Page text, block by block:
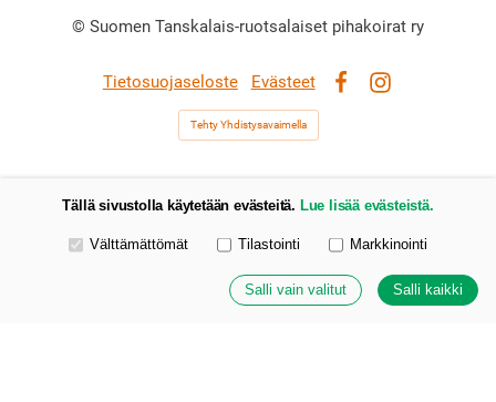
© Suomen Tanskalais-ruotsalaiset pihakoirat ry
Tietosuojaseloste
Evästeet
Tehty Yhdistysavaimella
Tällä sivustolla käytetään evästeitä. Lue lisää evästeistä.
Valitse käytettävät evästeet
Välttämättömät Tilastointi Markkinointi
Salli vain valitut Salli kaikki